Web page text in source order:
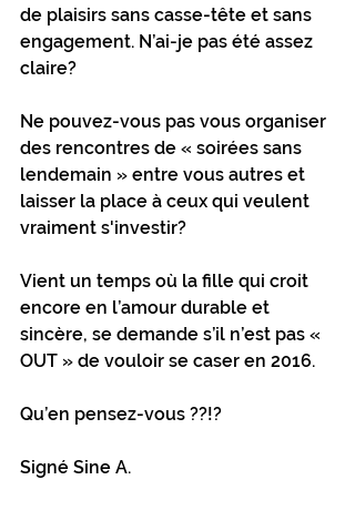
de plaisirs sans casse-tête et sans
engagement. N’ai-je pas été assez
claire?
Ne pouvez-vous pas vous organiser
des rencontres de « soirées sans
lendemain » entre vous autres et
laisser la place à ceux qui veulent
vraiment s'investir?
Vient un temps où la fille qui croit
encore en l’amour durable et
sincère, se demande s’il n’est pas «
OUT » de vouloir se caser en 2016.
Qu’en pensez-vous ??!?
Signé Sine A.